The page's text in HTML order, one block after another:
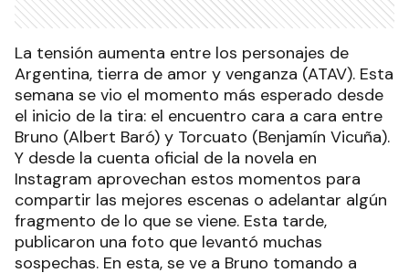
La tensión aumenta entre los personajes de
Argentina, tierra de amor y venganza (ATAV). Esta
semana se vio el momento más esperado desde
el inicio de la tira: el encuentro cara a cara entre
Bruno (Albert Baró) y Torcuato (Benjamín Vicuña).
Y desde la cuenta oficial de la novela en
Instagram aprovechan estos momentos para
compartir las mejores escenas o adelantar algún
fragmento de lo que se viene. Esta tarde,
publicaron una foto que levantó muchas
sospechas. En esta, se ve a Bruno tomando a